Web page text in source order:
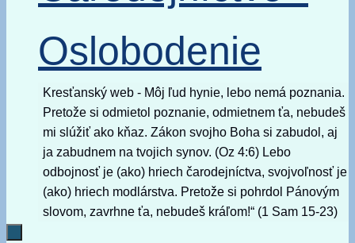
Oslobodenie
Kresťanský web - Môj ľud hynie, lebo nemá poznania.
Pretože si odmietol poznanie, odmietnem ťa, nebudeš
mi slúžiť ako kňaz. Zákon svojho Boha si zabudol, aj
ja zabudnem na tvojich synov. (Oz 4:6) Lebo
odbojnosť je (ako) hriech čarodejníctva, svojvoľnosť je
(ako) hriech modlárstva. Pretože si pohrdol Pánovým
slovom, zavrhne ťa, nebudeš kráľom!“ (1 Sam 15-23)